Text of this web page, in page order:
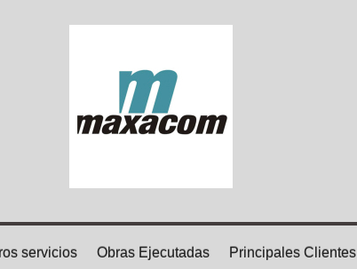
servicios Obras Ejecutadas Principales Clientes